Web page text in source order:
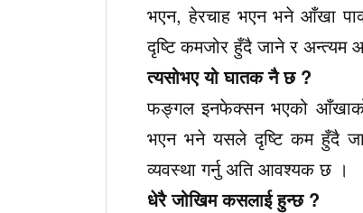
भएन, हेरचाह भएन भने आँखा
दृष्टि कमजोर हुँदै जाने र
त्यसोभए यो घातक नै छ ?
फङ्गल इनफेक्सन भएको आँखाको
भएन भने यसले दृष्टि कम हुँदै
व्यवस्था गर्नु अति आवश्यक छ ।
धेरै जोखिम कसलाई हुन्छ ?